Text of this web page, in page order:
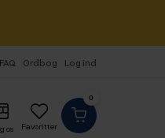
FAQ Ordbog Log ind
0
Favoritter
os